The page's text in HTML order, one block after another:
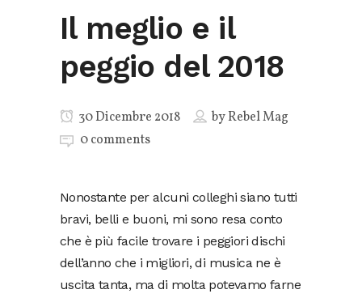
Il meglio e il
peggio del 2018
30 Dicembre 2018 byRebel Mag
0 comments
Nonostante per alcuni colleghi siano tutti
bravi, belli e buoni, mi sono resa conto
che è più facile trovare i peggiori dischi
dell’anno che i migliori, di musica ne è
uscita tanta, ma di molta potevamo farne